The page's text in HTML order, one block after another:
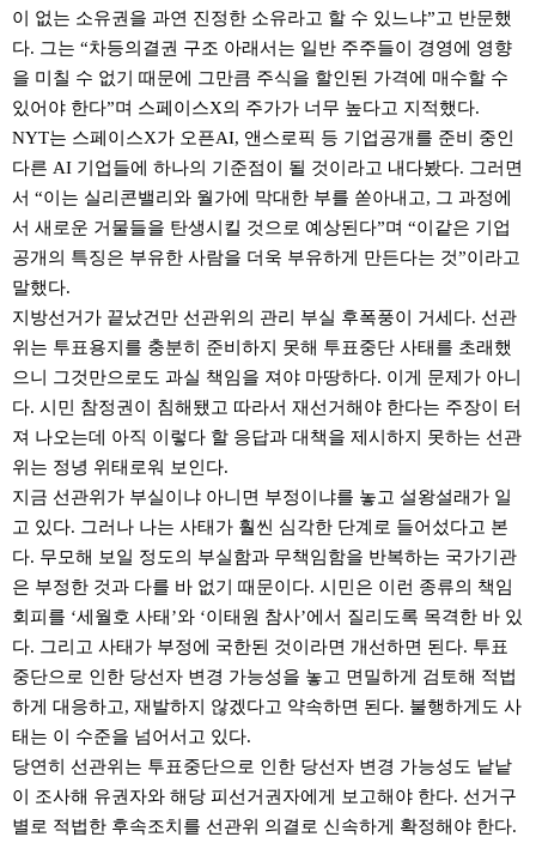
이 없는 소유권을 과연 진정한 소유라고 할 수 있느냐”고 반문했
다. 그는 “차등의결권 구조 아래서는 일반 주주들이 경영에 영향
을 미칠 수 없기 때문에 그만큼 주식을 할인된 가격에 매수할 수
있어야 한다”며 스페이스X의 주가가 너무 높다고 지적했다.
NYT는 스페이스X가 오픈AI, 앤스로픽 등 기업공개를 준비 중인
다른 AI 기업들에 하나의 기준점이 될 것이라고 내다봤다. 그러면
서 “이는 실리콘밸리와 월가에 막대한 부를 쏟아내고, 그 과정에
서 새로운 거물들을 탄생시킬 것으로 예상된다”며 “이같은 기업
공개의 특징은 부유한 사람을 더욱 부유하게 만든다는 것”이라고
말했다.
지방선거가 끝났건만 선관위의 관리 부실 후폭풍이 거세다. 선관
위는 투표용지를 충분히 준비하지 못해 투표중단 사태를 초래했
으니 그것만으로도 과실 책임을 져야 마땅하다. 이게 문제가 아니
다. 시민 참정권이 침해됐고 따라서 재선거해야 한다는 주장이 터
져 나오는데 아직 이렇다 할 응답과 대책을 제시하지 못하는 선관
위는 정녕 위태로워 보인다.
지금 선관위가 부실이냐 아니면 부정이냐를 놓고 설왕설래가 일
고 있다. 그러나 나는 사태가 훨씬 심각한 단계로 들어섰다고 본
다. 무모해 보일 정도의 부실함과 무책임함을 반복하는 국가기관
은 부정한 것과 다를 바 없기 때문이다. 시민은 이런 종류의 책임
회피를 ‘세월호 사태’와 ‘이태원 참사’에서 질리도록 목격한 바 있
다. 그리고 사태가 부정에 국한된 것이라면 개선하면 된다. 투표
중단으로 인한 당선자 변경 가능성을 놓고 면밀하게 검토해 적법
하게 대응하고, 재발하지 않겠다고 약속하면 된다. 불행하게도 사
태는 이 수준을 넘어서고 있다.
당연히 선관위는 투표중단으로 인한 당선자 변경 가능성도 낱낱
이 조사해 유권자와 해당 피선거권자에게 보고해야 한다. 선거구
별로 적법한 후속조치를 선관위 의결로 신속하게 확정해야 한다.